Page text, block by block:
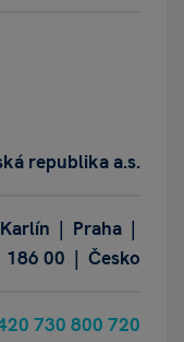
republika a.s.
| Praha |
186 00 | Česko
730 800 720